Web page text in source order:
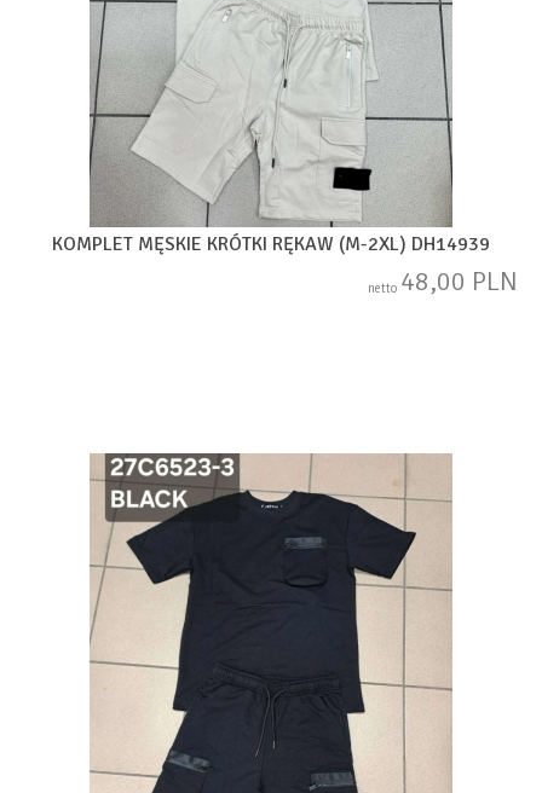
KOMPLET MĘSKIE KRÓTKI RĘKAW (M-2XL) DH14939
netto 48,00 PLN